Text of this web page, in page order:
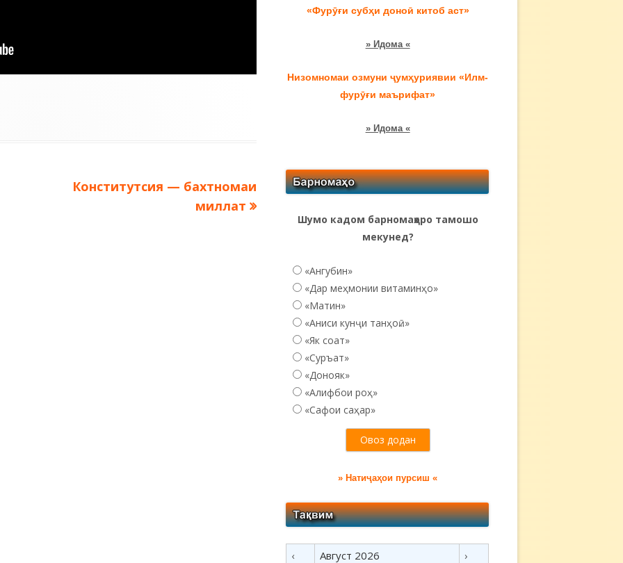
Следующая
Конститутсия — бахтномаи
миллат
«Фурӯғи субҳи доноӣ китоб аст»
» Идома «
Низомномаи озмуни ҷумҳуриявии «Илм-
фурӯғи маърифат»
» Идома «
Шумо кадом барномаҳоро тамошо
мекунед?
«Ангубин»
«Дар меҳмонии витаминҳо»
«Матин»
«Аниси кунҷи танҳоӣ...»
«Як соат»
«Суръат»
«Донояк»
«Алифбои роҳ»
«Сафои саҳар»
» Натиҷаҳои пурсиш «
‹ Август 2026 ›